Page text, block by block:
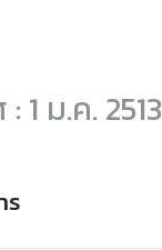
1 ม.ค. 2513
ร